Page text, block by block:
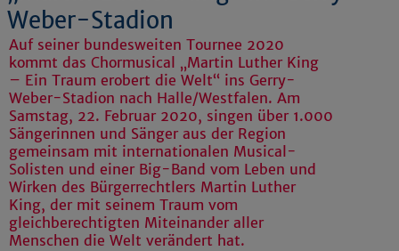
Weber-Stadion
Auf seiner bundesweiten Tournee 2020
kommt das Chormusical „Martin Luther King
– Ein Traum erobert die Welt“ ins Gerry-
Weber-Stadion nach Halle/Westfalen. Am
Samstag, 22. Februar 2020, singen über 1.000
Sängerinnen und Sänger aus der Region
gemeinsam mit internationalen Musical-
Solisten und einer Big-Band vom Leben und
Wirken des Bürgerrechtlers Martin Luther
King, der mit seinem Traum vom
gleichberechtigten Miteinander aller
Menschen die Welt verändert hat.